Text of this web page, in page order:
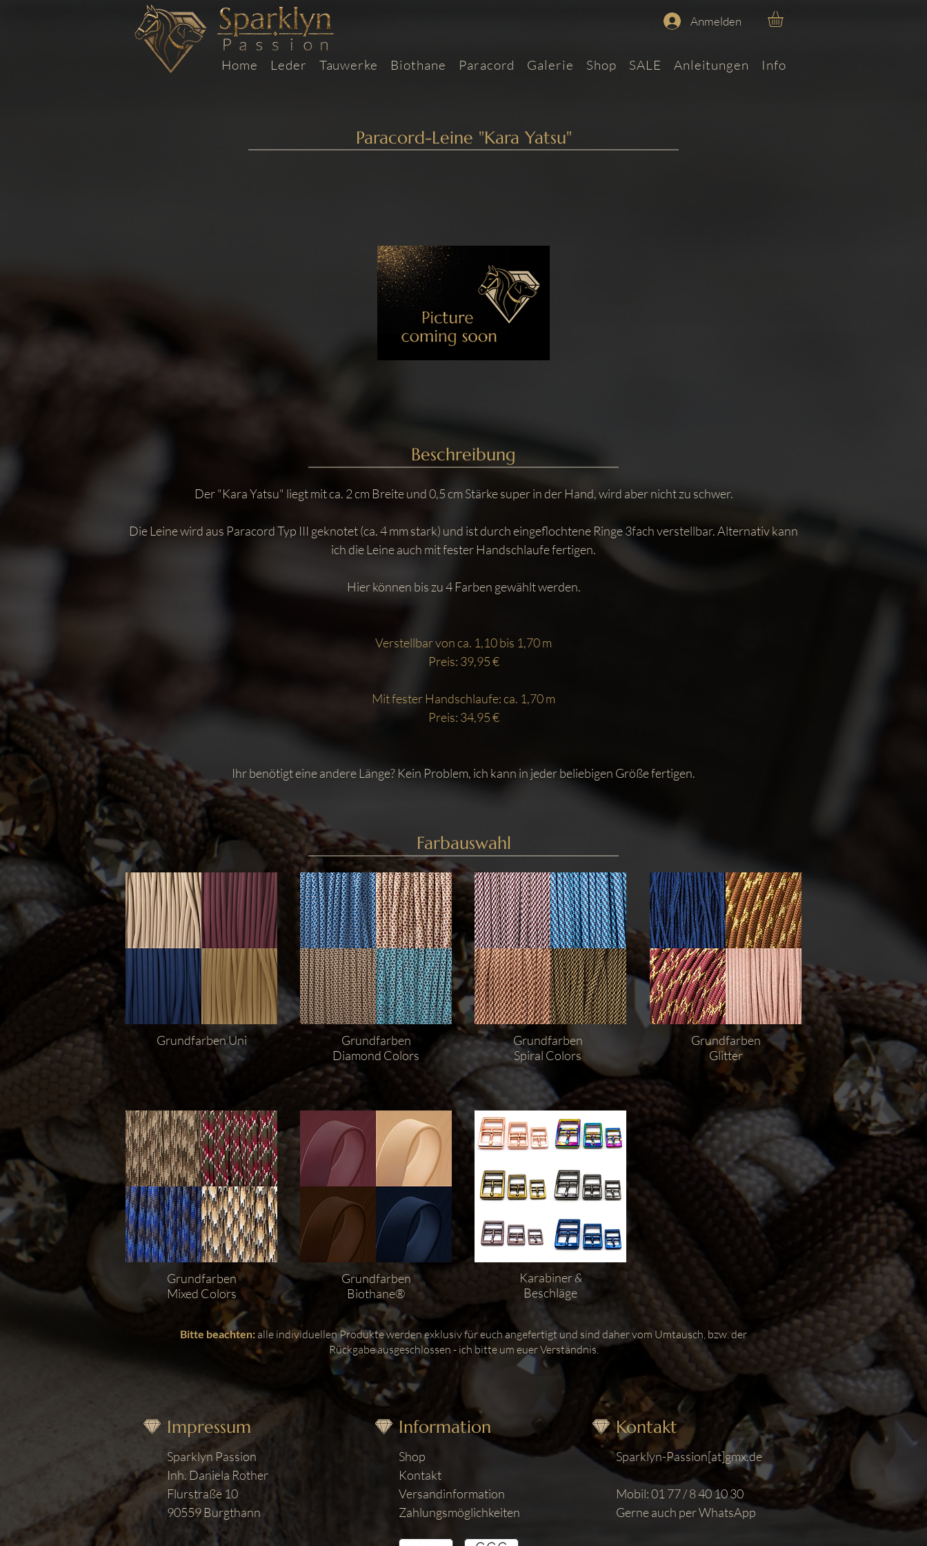
Anmelden
Home Leder Tauwerke Biothane Paracord Galerie Shop SALE Anleitungen Info
Paracord-Leine "Kara Yatsu"
Beschreibung
Der "Kara Yatsu" liegt mit ca. 2 cm Breite und 0,5 cm Stärke super in der Hand, wird aber nicht zu schwer.
Die Leine wird aus Paracord Typ III geknotet (ca. 4 mm stark) und ist durch eingeflochtene Ringe 3fach verstellbar. Alternativ kann
ich die Leine auch mit fester Handschlaufe fertigen.
Hier können bis zu 4 Farben gewählt werden.
Verstellbar von ca. 1,10 bis 1,70 m
Preis: 39,95 €
Mit fester Handschlaufe: ca. 1,70 m
Preis: 34,95 €
Ihr benötigt eine andere Länge? Kein Problem, ich kann in jeder beliebigen Größe fertigen.
Farbauswahl
GrundfarbenUni
Grundfarben
Diamond Colors
Grundfarben
Spiral Colors
Grundfarben
Glitter
Grundfarben
Mixed Colors
Grundfarben
Biothane®
Karabiner&
Beschläge
Bitte beachten: alle individuellen Produkte werden exklusiv für euch angefertigt und sind daher vom Umtausch, bzw. der
Rückgabe ausgeschlossen - ich bitte um euer Verständnis.
Impressum
Sparklyn Passion
Inh. Daniela Rother
Flurstraße 10
90559 Burgthann
Information Kontakt
Shop
Kontakt
Versandinformation
Zahlungsmöglichkeiten
Sparklyn-Passion[at]gmx.de
Mobil: 01 77 / 8 40 10 30
Gerne auch per WhatsApp